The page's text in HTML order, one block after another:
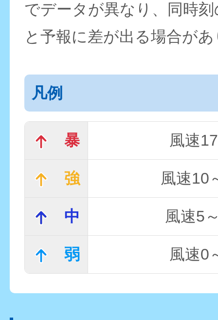
でデータが異なり、同時
と予報に差が出る場合が
凡例
暴 風速
強 風速10
中 風速5
弱 風速0